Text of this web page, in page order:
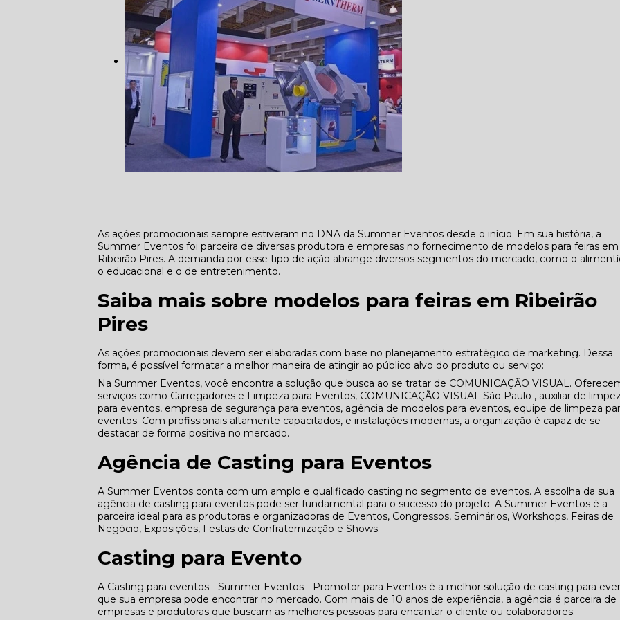
As ações promocionais sempre estiveram no DNA da Summer Eventos desde o início. Em sua história, a
Summer Eventos foi parceira de diversas produtora e empresas no fornecimento de modelos para feiras em
Ribeirão Pires. A demanda por esse tipo de ação abrange diversos segmentos do mercado, como o
o educacional e o de entretenimento.
Saiba mais sobre modelos para feiras em Ribeirão
Pires
As ações promocionais devem ser elaboradas com base no planejamento estratégico de marketing. Dessa
forma, é possível formatar a melhor maneira de atingir ao público alvo do produto ou serviço:
Na Summer Eventos, você encontra a solução que busca ao se tratar de COMUNICAÇÃO VISUAL.
serviços como Carregadores e Limpeza para Eventos, COMUNICAÇÃO VISUAL São Paulo , auxiliar de
para eventos, empresa de segurança para eventos, agência de modelos para eventos, equipe de limpeza
eventos. Com profissionais altamente capacitados, e instalações modernas, a organização é capaz de se
destacar de forma positiva no mercado.
Agência de Casting para Eventos
A Summer Eventos conta com um amplo e qualificado casting no segmento de eventos. A escolha da sua
agência de casting para eventos pode ser fundamental para o sucesso do projeto. A Summer Eventos é a
parceira ideal para as produtoras e organizadoras de Eventos, Congressos, Seminários, Workshops, Feiras de
Negócio, Exposições, Festas de Confraternização e Shows.
Casting para Evento
A Casting para eventos - Summer Eventos - Promotor para Eventos é a melhor solução de casting para
que sua empresa pode encontrar no mercado. Com mais de 10 anos de experiência, a agência é parceira de
empresas e produtoras que buscam as melhores pessoas para encantar o cliente ou colaboradores: